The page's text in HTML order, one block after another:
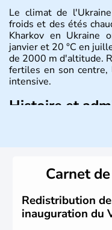
Le climat de
froids et des étés
Kharkov en Ukraine
janvier et 20 °C en
de 2000 m d'altitude.
fertiles en son centre,
intensive.
Histoire et
remonte au 24
Odessa sont les
Carnet
Redistribution
inauguration du